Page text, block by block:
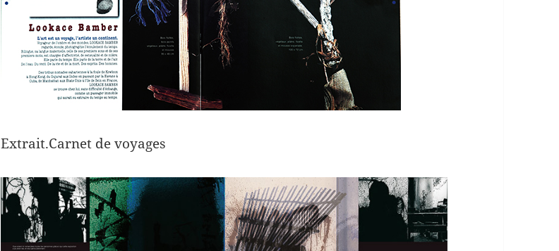
Extrait.Carnet de voyages